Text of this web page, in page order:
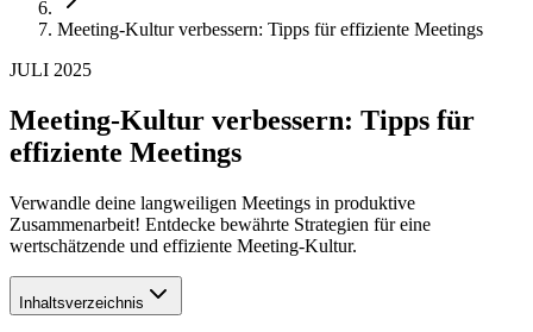
Meeting-Kultur verbessern: Tipps für effiziente Meetings
JULI 2025
Meeting-Kultur verbessern: Tipps für
effiziente Meetings
Verwandle deine langweiligen Meetings in produktive
Zusammenarbeit! Entdecke bewährte Strategien für eine
wertschätzende und effiziente Meeting-Kultur.
Inhaltsverzeichnis